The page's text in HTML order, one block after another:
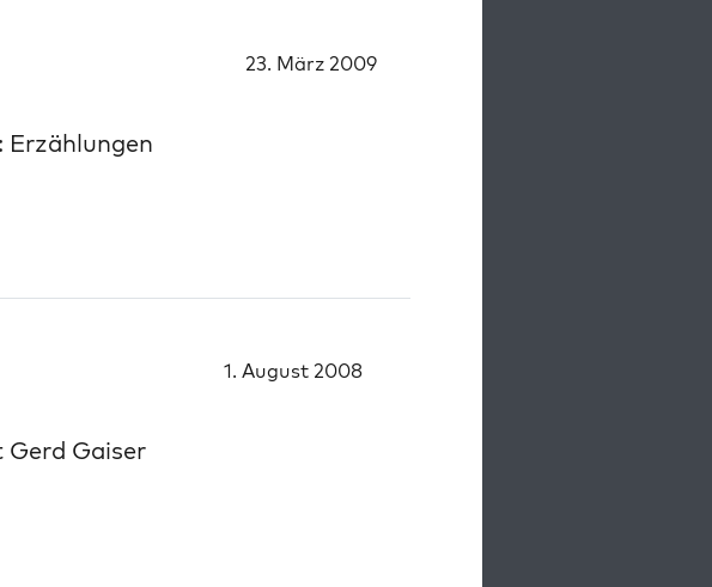
23. März 2009
Erzählungen
1. August 2008
Gaiser